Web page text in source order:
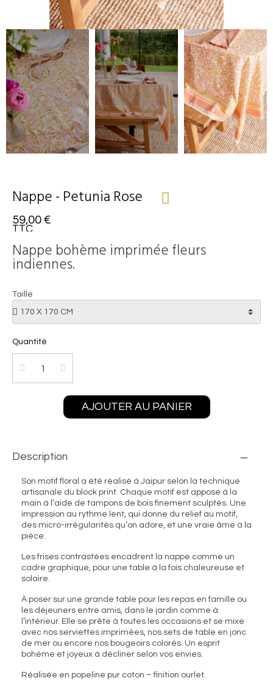
Nappe - Petunia Rose
59,00 €
TTC
Nappe bohème imprimée fleurs
indiennes.
Taille
Quantité
AJOUTER AU PANIER
Description
Son motif floral a été réalisé à Jaipur selon la technique
artisanale du block print. Chaque motif est apposé à la
main à l’aide de tampons de bois finement sculptés. Une
impression au rythme lent, qui donne du relief au motif,
des micro-irrégularités qu’on adore, et une vraie âme à la
pièce.
Les frises contrastées encadrent la nappe comme un
cadre graphique, pour une table à la fois chaleureuse et
solaire.
À poser sur une grande table pour les repas en famille ou
les déjeuners entre amis, dans le jardin comme à
l’intérieur. Elle se prête à toutes les occasions et se mixe
avec nos serviettes imprimées, nos sets de table en jonc
de mer ou encore nos bougeoirs colorés. Un esprit
bohème et joyeux à décliner selon vos envies.
Réalisée en popeline pur coton – finition ourlet.